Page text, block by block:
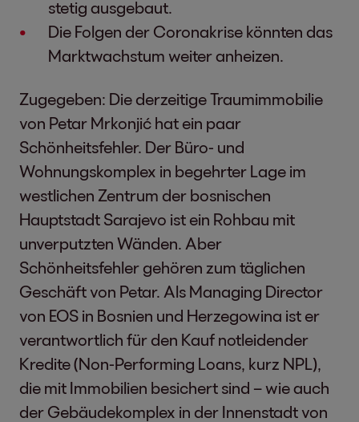
stetig ausgebaut.
Die Folgen der Coronakrise könnten das
Marktwachstum weiter anheizen.
Zugegeben: Die derzeitige Traumimmobilie
von Petar Mrkonjić hat ein paar
Schönheitsfehler. Der Büro- und
Wohnungskomplex in begehrter Lage im
westlichen Zentrum der bosnischen
Hauptstadt Sarajevo ist ein Rohbau mit
unverputzten Wänden. Aber
Schönheitsfehler gehören zum täglichen
Geschäft von Petar. Als Managing Director
von EOS in Bosnien und Herzegowina ist er
verantwortlich für den Kauf notleidender
Kredite (Non-Performing Loans, kurz NPL),
die mit Immobilien besichert sind – wie auch
der Gebäudekomplex in der Innenstadt von